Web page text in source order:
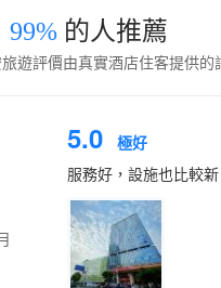
99% 的人推薦
遊評價由真實酒店住客提供的
5.0
極好
服務好，設施也比較